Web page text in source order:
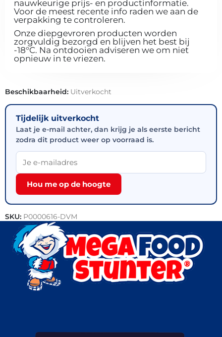
nauwkeurige prijs- en productinformatie.
Voor de meest recente info raden we aan de
verpakking te controleren.
Onze diepgevroren producten worden
zorgvuldig bezorgd en blijven het best bij
-18°C. Na ontdooien adviseren we om niet
opnieuw in te vriezen.
Beschikbaarheid: Uitverkocht
Tijdelijk uitverkocht
Laat je e-mail achter, dan krijg je als eerste bericht
zodra dit product weer op voorraad is.
Hou me op de hoogte
SKU: P0000616-DVM
Categorieën:Snacks